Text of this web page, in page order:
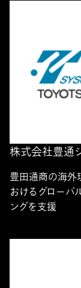
株式会社豊通
豊田通商の海外
おけるグローバ
ングを支援